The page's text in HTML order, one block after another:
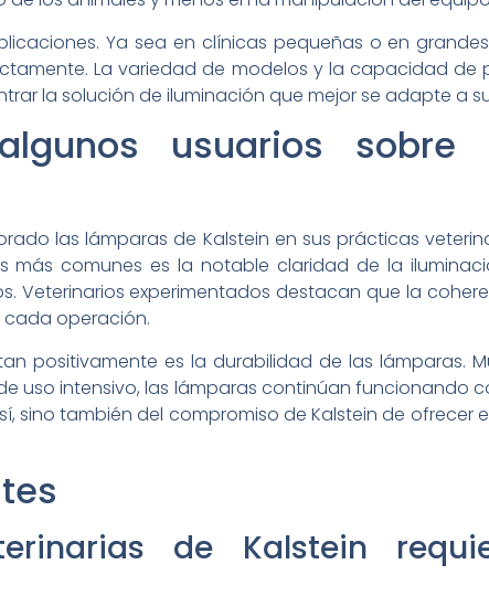
Ya sea en clínicas pequeñas o en
La variedad de modelos y la capacidad de
la solución de iluminación que mejor se adapte a
usuarios sobre
las lámparas de Kalstein en sus prácticas
más comunes es la notable claridad de la
Veterinarios experimentados destacan que la
operación.
positivamente es la durabilidad de las lámparas.
uso intensivo, las lámparas continúan funcionando
sino también del compromiso de Kalstein de ofrecer
de Kalstein